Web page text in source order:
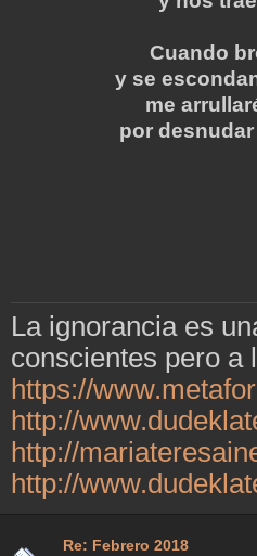
Cuando
y se
me
por
La ignorancia es
conscientes pero a
https://
http://
http://
http://
Re: Febrero 2018